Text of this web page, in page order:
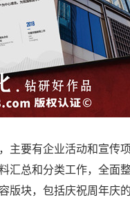
主要有企业活动和宣传
汇总和分类工作，全面
版块，包括庆祝周年庆